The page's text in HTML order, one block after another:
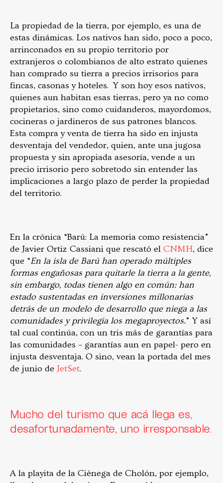
La propiedad de la tierra, por ejemplo, es una de
estas dinámicas. Los nativos han sido, poco a poco,
arrinconados en su propio territorio por
extranjeros o colombianos de alto estrato quienes
han comprado su tierra a precios irrisorios para
fincas, casonas y hoteles. Y son hoy esos nativos,
quienes aun habitan esas tierras, pero ya no como
propietarios, sino como cuidanderos, mayordomos,
cocineras o jardineros de sus patrones blancos.
Esta compra y venta de tierra ha sido en injusta
desventaja del vendedor, quien, ante una jugosa
propuesta y sin apropiada asesoría, vende a un
precio irrisorio pero sobretodo sin entender las
implicaciones a largo plazo de perder la propiedad
del territorio.
En la crónica “Barú: La memoria como resistencia”
de Javier Ortiz Cassiani que rescató el CNMH, dice
que “En la isla de Barú han operado múltiples
formas engañosas para quitarle la tierra a la gente,
sin embargo, todas tienen algo en común: han
estado sustentadas en inversiones millonarias
detrás de un modelo de desarrollo que niega a las
comunidades y privilegia los megaproyectos.” Y así
tal cual continúa, con un tris más de garantías para
las comunidades – garantías aun en papel- pero en
injusta desventaja. O sino, vean la portada del mes
de junio de JetSet.
Mucho del turismo que acá llega es,
desafortunadamente, uno irresponsable.
A la playita de la Ciénega de Cholón, por ejemplo,